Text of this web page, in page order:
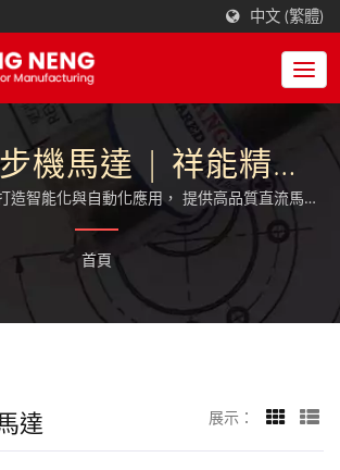
中文 (繁體)
機馬達 | 祥能精機
(HSINEN)
造智能化與自動化應用， 提供高品質直流馬達
減速馬達全方位傳動解決方案。
首頁
達 展示：